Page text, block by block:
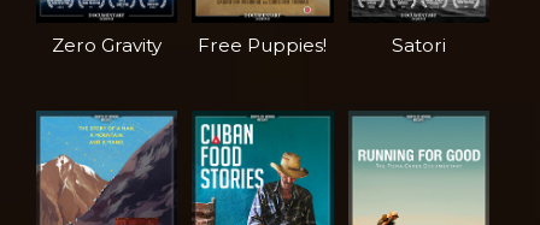
Zero Gravity Free Puppies! Satori